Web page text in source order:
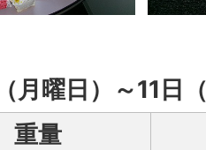
月曜日）～11日
重量